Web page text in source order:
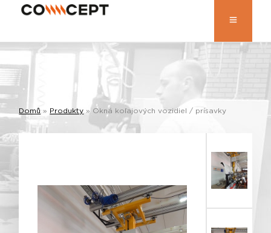
Domů » Produkty » Okná koľajových vozidiel / prísavky